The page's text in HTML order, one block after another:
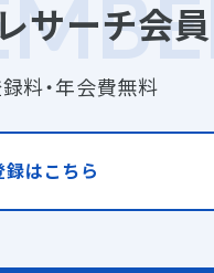
サーチ会員
料・年会費無料
はこちら